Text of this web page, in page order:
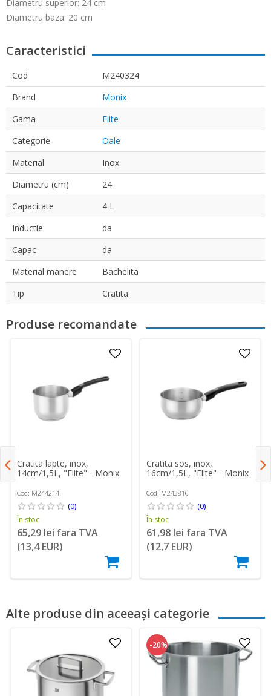
Diametru superior: 24 cm
Diametru baza: 20 cm
Caracteristici
Cod
M240324
Brand
Monix
Gama
Elite
Categorie
Oale
Material
Inox
Diametru (cm)
24
Capacitate
4 L
Inductie
da
Capac
da
Material manere
Bachelita
Tip
Cratita
Produse recomandate
Cratita lapte, inox,
14cm/1,5L, "Elite" - Monix
Cod: M244214
(0)
În stoc
65,29 lei fara TVA
(13,4 EUR)
Cratita sos, inox,
16cm/1,5L, "Elite" - Monix
Cod: M243816
(0)
În stoc
61,98 lei fara TVA
(12,7 EUR)
Alte produse din aceeași categorie
-20%